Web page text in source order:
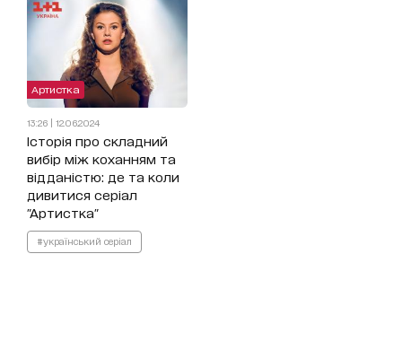
Артистка
13:26 | 12.06.2024
Історія про складний
вибір між коханням та
відданістю: де та коли
дивитися серіал
"Артистка"
#український серіал